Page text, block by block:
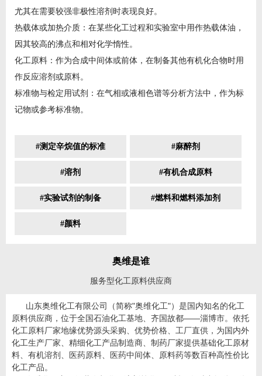
尤其在需要较强非极性溶剂时表现良好。
热载体或加热介质：在某些化工过程和实验室中用作热载体油，
因其较高的沸点和相对化学惰性。
化工原料：作为合成中间体或前体，在制备其他有机化合物时用
作反应溶剂或原料。
标准物与检定用试剂：在气相或液相色谱等分析方法中，作为标
记物或参考标准物。
#测定辛烷值的标准 #麻醉剂
#溶剂 #有机合成原料
#实验试剂的制备 #燃料和燃料添加剂
#颜料
奥维是谁
服务型化工原料供应商
山东奥维化工有限公司（简称"奥维化工"）是国内知名的化工
原料供应商，位于全国石油化工基地、齐国故都——淄博市。依托
化工原料厂家地缘优势源头采购、优势价格、工厂直供，为国内外
化工生产厂家、精细化工产品制造商、制药厂家提供基础化工原材
料、有机溶剂、医药原料、医药中间体、原料药等数百种高性价比
化工产品。